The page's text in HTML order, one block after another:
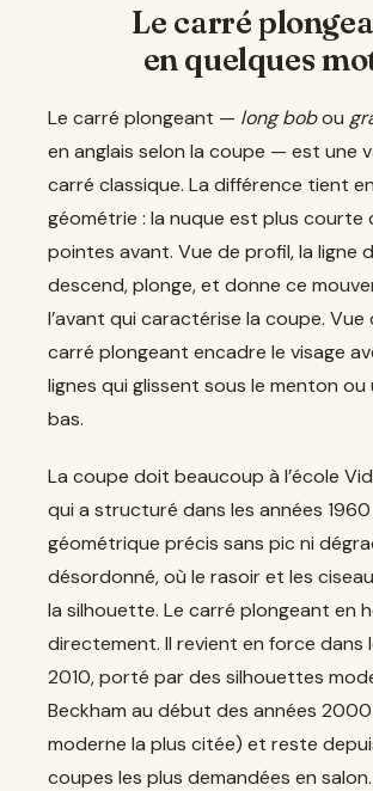
Le carré
en quelques
Le carré plongeant — long bobou
en anglais selon la coupe — est une
carré classique. La différence tient
géométrie : la nuque est plus courte
pointes avant. Vue de profil, la ligne
descend, plonge, et donne ce
l’avant qui caractérise la coupe. Vue
carré plongeant encadre le visage
lignes qui glissent sous le menton ou
bas.
La coupe doit beaucoup à l’école
qui a structuré dans les années
géométrique précis sans pic ni
désordonné, où le rasoir et les
la silhouette. Le carré plongeant en
directement. Il revient en force dans
2010, porté par des silhouettes
Beckham au début des années 2000
moderne la plus citée) et reste
coupes les plus demandées en salon.